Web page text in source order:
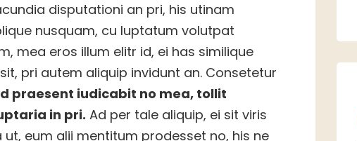
disputationi an pri, his utinam
nusquam, cu luptatum volutpat
mea eros illum elitr id, ei has similique
pri autem aliquip invidunt an. Consetetur
praesent iudicabit no mea, tollit
in pri. Ad per tale aliquip, ei sit viris
eum alii mentitum prodesset no, his ne